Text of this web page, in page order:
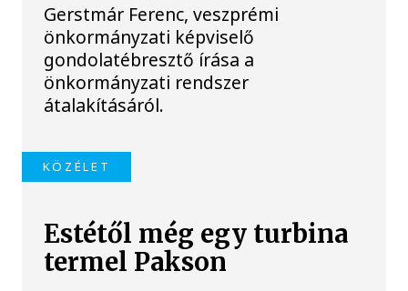
Gerstmár Ferenc, veszprémi
önkormányzati képviselő
gondolatébresztő írása a
önkormányzati rendszer
átalakításáról.
KÖZÉLET
Estétől még egy turbina
termel Pakson